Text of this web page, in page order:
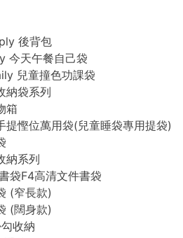
後背包
今天午餐自己袋
兒童撞色功課袋
納袋系列
箱
提慳位萬用袋(兒童睡袋專用提袋)
納系列
袋F4高清文件書袋
(窄長款)
(闊身款)
收納